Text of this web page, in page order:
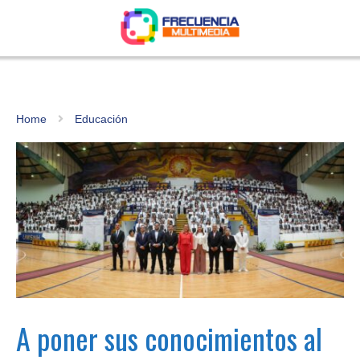
Home Educación
A poner sus conocimientos al